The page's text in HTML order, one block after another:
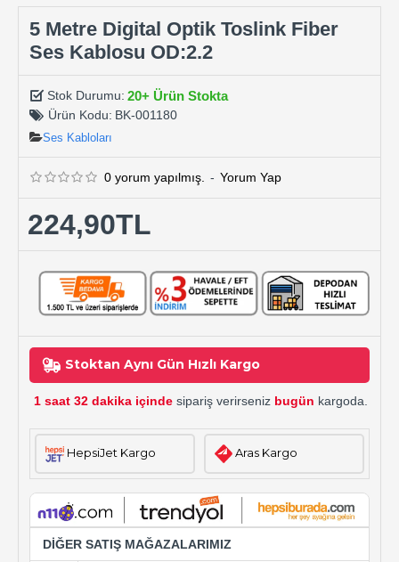
5 Metre Digital Optik Toslink Fiber
Ses Kablosu OD:2.2
Stok Durumu: 20+ Ürün Stokta
Ürün Kodu: BK-001180
Ses Kabloları
0 yorum yapılmış. - Yorum Yap
224,90TL
Stoktan Aynı Gün Hızlı Kargo
1 saat 32 dakika içinde sipariş verirseniz bugün kargoda.
HepsiJet Kargo Aras Kargo
DİĞER SATIŞ MAĞAZALARIMIZ